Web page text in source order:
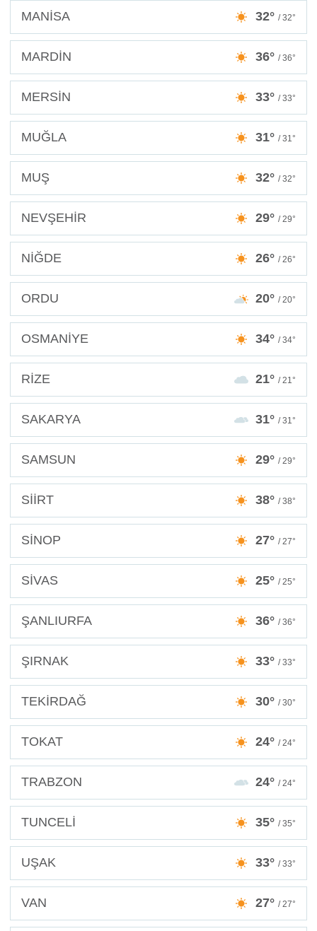
MANİSA 32° / 32°
MARDİN 36° / 36°
MERSİN 33° / 33°
MUĞLA 31° / 31°
MUŞ 32° / 32°
NEVŞEHİR 29° / 29°
NİĞDE 26° / 26°
ORDU 20° / 20°
OSMANİYE 34° / 34°
RİZE 21° / 21°
SAKARYA 31° / 31°
SAMSUN 29° / 29°
SİİRT 38° / 38°
SİNOP 27° / 27°
SİVAS 25° / 25°
ŞANLIURFA 36° / 36°
ŞIRNAK 33° / 33°
TEKİRDAĞ 30° / 30°
TOKAT 24° / 24°
TRABZON 24° / 24°
TUNCELİ 35° / 35°
UŞAK 33° / 33°
VAN 27° / 27°